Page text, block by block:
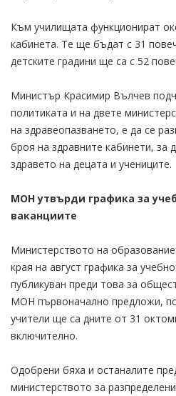
Към училищата функционират
кабинета. Те ще бъдат с 31
детските градини ще са с 52
Министър Красимир Вълчев
политиката и на двете
на здравеопазването, е да се
броя на здравните кабинети, за
здравето на децата и учениците.
МОН утвърди графика за
ваканциите
Министерството на
края на август графика за
публикуван преди това за
МОН първоначално предложи,
учители ще са дните от 31
включително.
Одобрени бяха и останалите
министерството за